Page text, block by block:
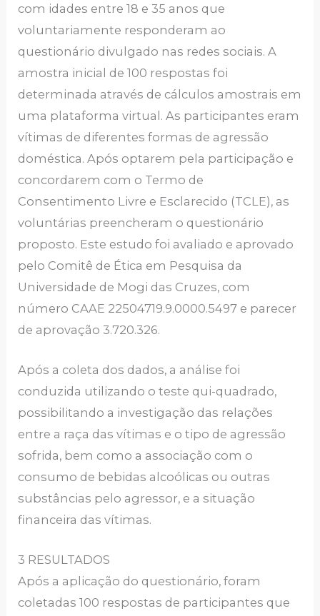
com idades entre 18 e 35 anos que
voluntariamente responderam ao
questionário divulgado nas redes sociais. A
amostra inicial de 100 respostas foi
determinada através de cálculos amostrais em
uma plataforma virtual. As participantes eram
vítimas de diferentes formas de agressão
doméstica. Após optarem pela participação e
concordarem com o Termo de
Consentimento Livre e Esclarecido (TCLE), as
voluntárias preencheram o questionário
proposto. Este estudo foi avaliado e aprovado
pelo Comitê de Ética em Pesquisa da
Universidade de Mogi das Cruzes, com
número CAAE 22504719.9.0000.5497 e parecer
de aprovação 3.720.326.
Após a coleta dos dados, a análise foi
conduzida utilizando o teste qui-quadrado,
possibilitando a investigação das relações
entre a raça das vítimas e o tipo de agressão
sofrida, bem como a associação com o
consumo de bebidas alcoólicas ou outras
substâncias pelo agressor, e a situação
financeira das vítimas.
3 RESULTADOS
Após a aplicação do questionário, foram
coletadas 100 respostas de participantes que